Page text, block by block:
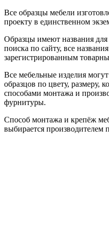
Все образцы мебели
проекту в единственном
Образцы имеют названия для
поиска по сайту, все
зарегистрированным
Все мебельные изделия
образцов по цвету, размеру,
способами монтажа и
фурнитуры.
Способ монтажа и крепёж
выбирается производителем